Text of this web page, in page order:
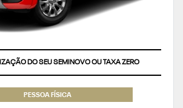
DO SEU SEMINOVO OU TAXA ZERO
PESSOA FÍSICA